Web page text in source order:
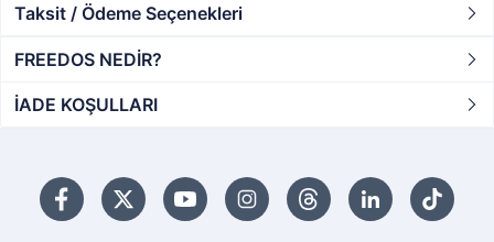
Taksit / Ödeme Seçenekleri
FREEDOS NEDİR?
İADE KOŞULLARI